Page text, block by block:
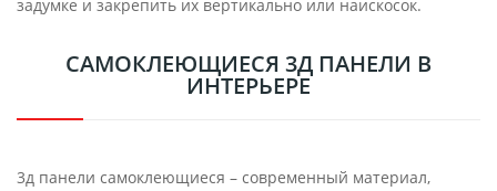
задумке и закрепить их вертикально или наискосок.
САМОКЛЕЮЩИЕСЯ 3Д ПАНЕЛИ В
ИНТЕРЬЕРЕ
3д панели самоклеющиеся – современный материал,